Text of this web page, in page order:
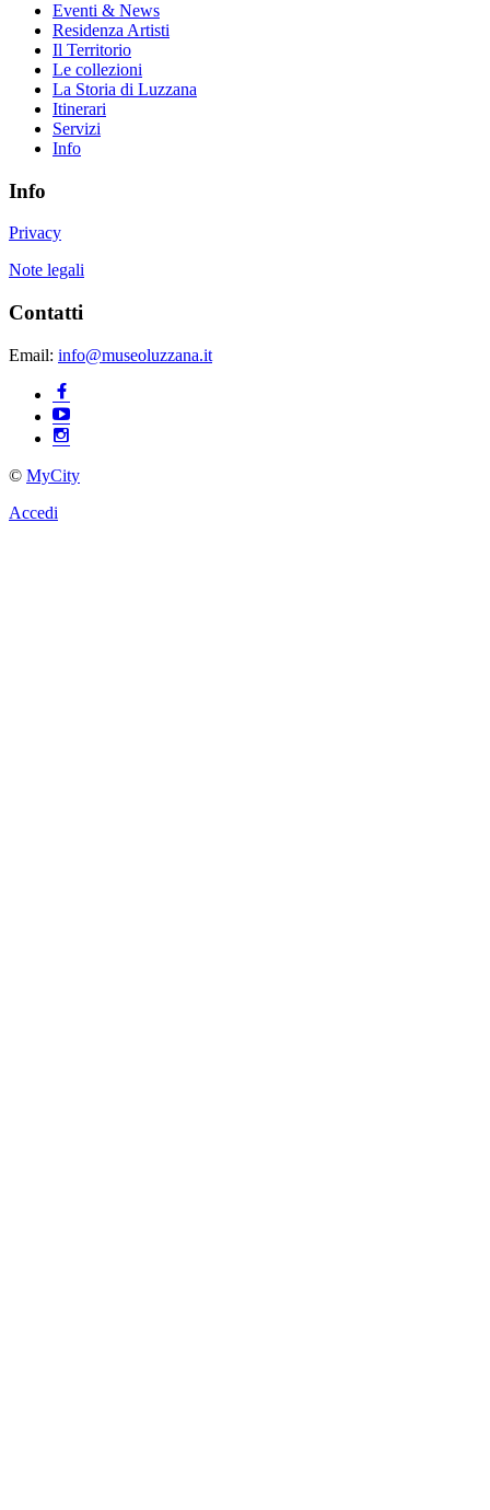
Eventi & News
Residenza Artisti
Il Territorio
Le collezioni
La Storia di Luzzana
Itinerari
Servizi
Info
Info
Privacy
Note legali
Contatti
Email: info@museoluzzana.it
© MyCity
Accedi